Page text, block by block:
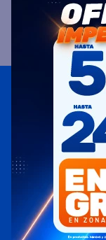
OBTENÉ 5%
¡Con tu
TELÉFONO